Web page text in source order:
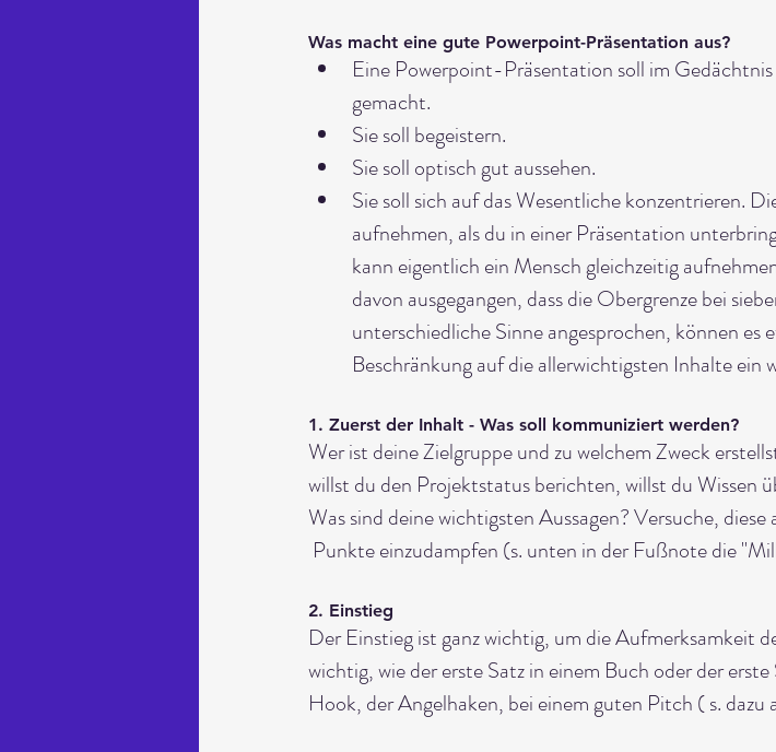
Was macht eine gute Powerpoint-Präsentation aus?
Eine Powerpoint-Präsentation soll im
gemacht.
Sie soll begeistern.
Sie soll optisch gut aussehen.
Sie soll sich auf das Wesentliche konzentrieren.
aufnehmen, als du in einer Präsentation
kann eigentlich ein Mensch gleichzeitig
davon ausgegangen, dass die Obergrenze bei
unterschiedliche Sinne angesprochen, können es
Beschränkung auf die allerwichtigsten Inhalte ein
1. Zuerst der Inhalt - Was soll kommuniziert werden?
Wer ist deine Zielgruppe und zu welchem Zweck
willst du den Projektstatus berichten, willst du Wissen
Was sind deine wichtigsten Aussagen? Versuche,
Punkte einzudampfen (s. unten in der Fußnote die
2. Einstieg
Der Einstieg ist ganz wichtig, um die Aufmerksamkeit
wichtig, wie der erste Satz in einem Buch oder der
Hook, der Angelhaken, bei einem guten Pitch ( s. dazu